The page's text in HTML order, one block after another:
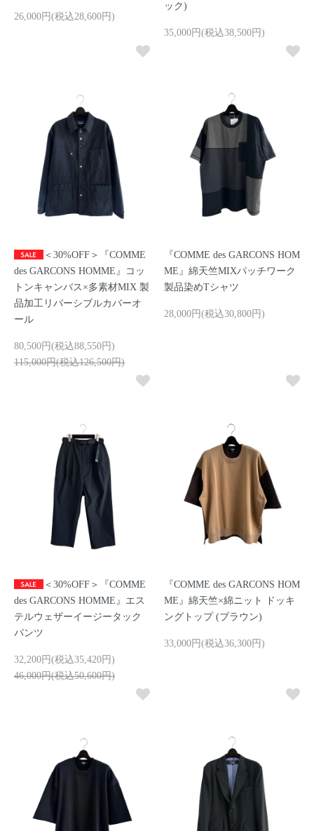
26,000円(税込28,600円)
ック)
35,000円(税込38,500円)
＜30%OFF＞『COMME
des GARCONS HOMME』コッ
トンキャンバス×多素材MIX 製
品加工リバーシブルカバーオ
ール
80,500円(税込88,550円)
115,000円(税込126,500円)
『COMME des GARCONS HOM
ME』綿天竺MIXパッチワーク
製品染めTシャツ
28,000円(税込30,800円)
＜30%OFF＞『COMME
des GARCONS HOMME』エス
テルウェザーイージータック
パンツ
32,200円(税込35,420円)
46,000円(税込50,600円)
『COMME des GARCONS HOM
ME』綿天竺×綿ニット ドッキ
ングトップ (ブラウン)
33,000円(税込36,300円)